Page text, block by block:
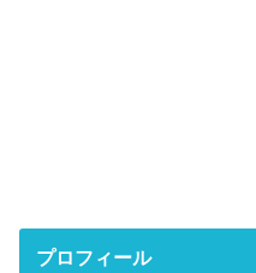
プロフィール